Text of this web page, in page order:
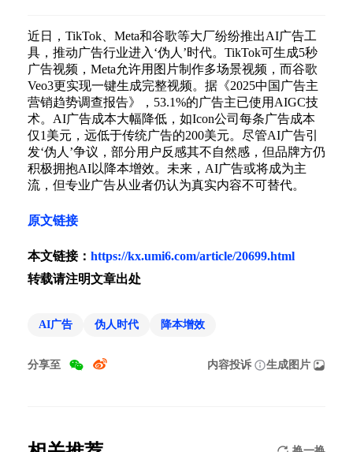
近日，TikTok、Meta和谷歌等大厂纷纷推出AI广告工
具，推动广告行业进入‘伪人’时代。TikTok可生成5秒
广告视频，Meta允许用图片制作多场景视频，而谷歌
Veo3更实现一键生成完整视频。据《2025中国广告主
营销趋势调查报告》，53.1%的广告主已使用AIGC技
术。AI广告成本大幅降低，如Icon公司每条广告成本
仅1美元，远低于传统广告的200美元。尽管AI广告引
发‘伪人’争议，部分用户反感其不自然感，但品牌方仍
积极拥抱AI以降本增效。未来，AI广告或将成为主
流，但专业广告从业者仍认为真实内容不可替代。
原文链接
本文链接： https://kx.umi6.com/article/20699.html
转载请注明文章出处
AI广告 伪人时代 降本增效
分享至 内容投诉 生成图片